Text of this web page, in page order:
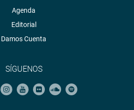
Agenda
Editorial
Damos Cuenta
SÍGUENOS